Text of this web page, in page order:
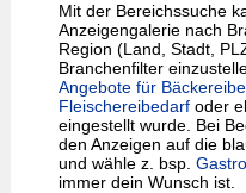
Mit der Bereichssuche
Anzeigengalerie nach
Region (Land, Stadt,
Branchenfilter
Angebote für
Fleischereibedarfoder
eingestellt wurde. Bei
den Anzeigen auf die
und wähle z. bsp.
immer dein Wunsch ist.